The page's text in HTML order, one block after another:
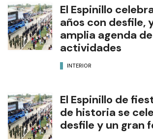
El Espinillo
años con desfile,
amplia agenda de
actividades
INTERIOR
El Espinillo de
de historia se
desfile y un gran